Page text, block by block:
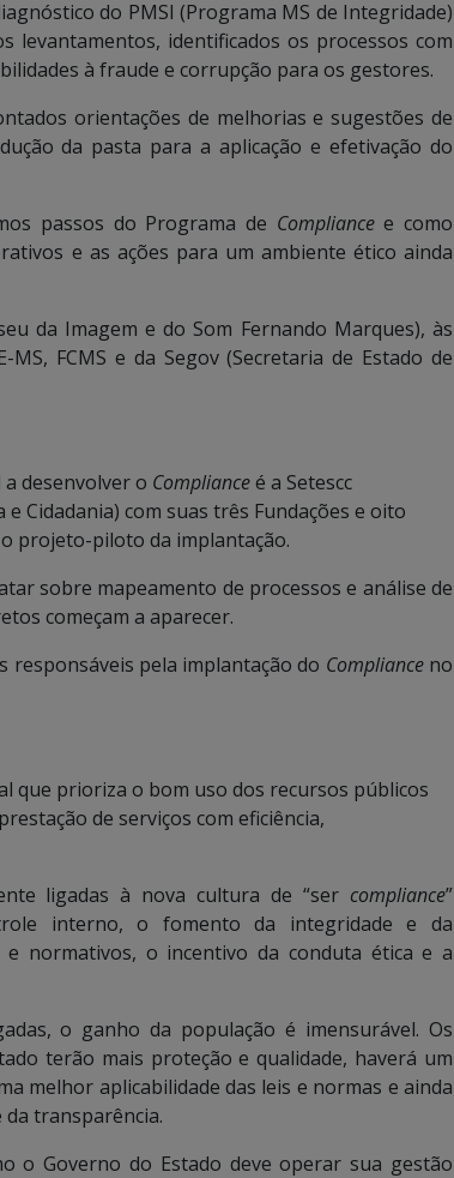
do PMSI (Programa MS de Integridade)
identificados os processos com
à fraude e corrupção para os gestores.
orientações de melhorias e sugestões de
da pasta para a aplicação e efetivação do
passos do Programa de Compliancee como
e as ações para um ambiente ético ainda
da Imagem e do Som Fernando Marques), às
FCMS e da Segov (Secretaria de Estado de
desenvolver o Complianceé a Setescc
Cidadania) com suas três Fundações e oito
o projeto-piloto da implantação.
sobre mapeamento de processos e análise de
começam a aparecer.
responsáveis pela implantação do Complianceno
que prioriza o bom uso dos recursos públicos
de serviços com eficiência,
ligadas à nova cultura de “ser compliance”
interno, o fomento da integridade e da
normativos, o incentivo da conduta ética e a
o ganho da população é imensurável. Os
terão mais proteção e qualidade, haverá um
melhor aplicabilidade das leis e normas e ainda
transparência.
o Governo do Estado deve operar sua gestão